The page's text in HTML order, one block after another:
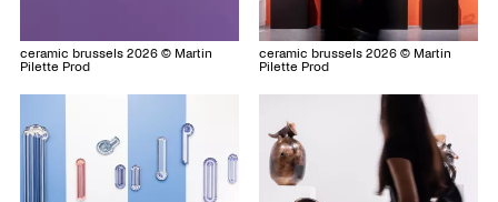
ceramic brussels 2026 © Martin
Pilette Prod
ceramic brussels 2026 © Martin
Pilette Prod